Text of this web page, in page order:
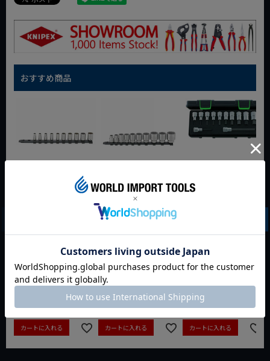
おすすめ商品
WEB会員価格
定価 ¥24,827
¥12,100税込
カートに入れる
EXTRA2025
STAHLWILLE
12917/10-45
(3/8SQ)ソケットセ
38,082
¥ 18,700
カートに入れる
EXTRA2025 スタビ
WEB会員価格
定価 ¥71,962
¥36,300税込
カートに入れる